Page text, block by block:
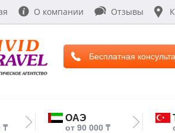
О компании Отзывы
Бесплатная
₸
ОАЭ
от 90 000 ₸